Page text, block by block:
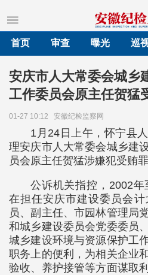
首页
审查 曝光 巡
安庆市人大常委会城乡
工作委员会原主任贺猛
01-27 10:12 安徽纪检监察网
1月24日上午，怀宁县
理安庆市人大常委会城乡建
员会原主任贺猛涉嫌犯受贿罪
公诉机关指控，2002
在担任安庆市建设委员会
员、副主任、市园林管理局
和城乡建设委员会党委委员
城乡建设环境与资源保护工
职务上的便利，为相关企业
验收、养护接管等方面谋取